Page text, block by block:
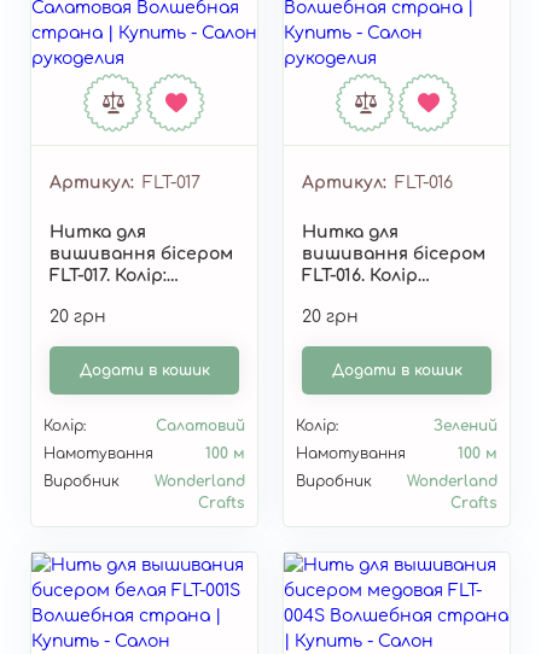
Артикул FLT-017
Нитка для
вишивання бісером
FLT-017. Колір:
20 грн
Додати в кошик
Колір:
Салатовий
Намотування
100 м
Виробник
Wonderland
Crafts
Артикул FLT-016
Нитка для
вишивання бісером
FLT-016. Колір
20 грн
Додати в кошик
Колір:
Зелений
Намотування
100 м
Виробник
Wonderland
Crafts